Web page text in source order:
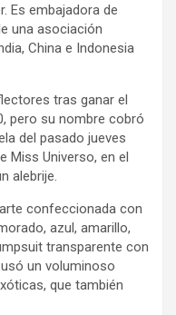
Es embajadora de
una asociación
China e Indonesia
tras ganar el
pero su nombre cobró
del pasado jueves
Miss Universo, en el
alebrije.
confeccionada con
azul, amarillo,
transparente con
un voluminoso
que también